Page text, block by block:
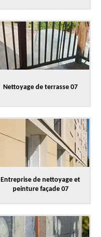
Nettoyage de terrasse 07
Entreprise de nettoyage et
peinture façade 07